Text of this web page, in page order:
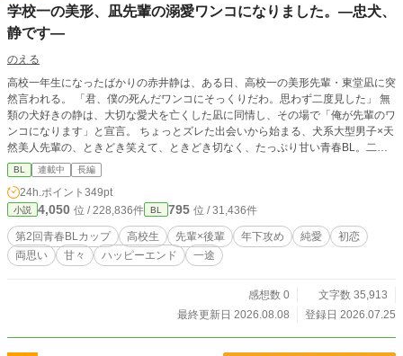
学校一の美形、凪先輩の溺愛ワンコになりました。―忠犬、
静です―
のえる
高校一年生になったばかりの赤井静は、ある日、高校一の美形先輩・東堂凪に突
然言われる。 「君、僕の死んだワンコにそっくりだわ。思わず二度見した」 無
類の犬好きの静は、大切な愛犬を亡くした凪に同情し、その場で「俺が先輩のワ
ンコになります」と宣言。 ちょっとズレた出会いから始まる、犬系大型男子×天
然美人先輩の、ときどき笑えて、ときどき切なく、たっぷり甘い青春BL。二人
が少しずつ恋を知り、自分らしい未来を見つけていく物語です。 毎日20時公開
予定です。
BL 連載中 長編
24h.ポイント 349pt
小説 4,050 位 / 228,836件 BL 795 位 / 31,436件
第2回青春BLカップ 高校生 先輩×後輩 年下攻め 純愛
初恋
両思い
甘々 ハッピーエンド 一途
感想数 0
文字数 35,913
最終更新日 2026.08.08
登録日 2026.07.25